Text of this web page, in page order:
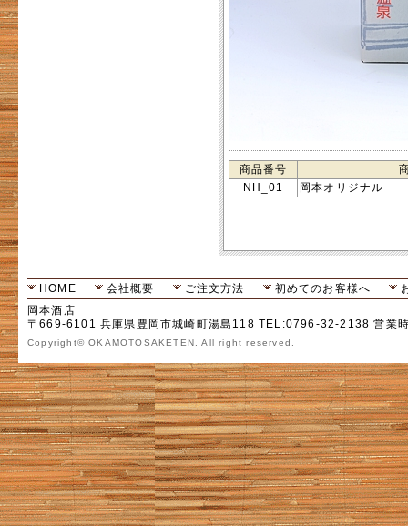
商品番号
NH_01
岡本オリジナル
HOME 会社概要 ご注文方法 初めてのお客様へ
岡本酒店
〒669-6101 兵庫県豊岡市城崎町湯島118 TEL:0796-32-2138 営業
Copyright© OKAMOTOSAKETEN. All right reserved.